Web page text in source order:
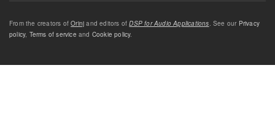
From the creators ofOrinj and editors ofDSP for Audio Applications . See our Privacy
policy, Terms of service and Cookie policy.